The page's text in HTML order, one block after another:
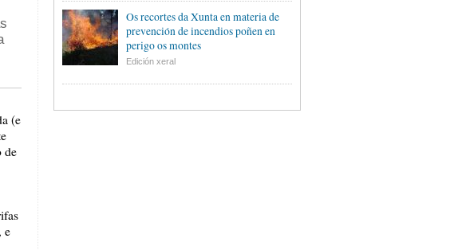
(e
de
e
Os recortes da Xunta en materia de
prevención de incendios poñen en
perigo os montes
Edición xeral